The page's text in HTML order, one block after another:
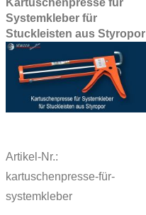
Kartuschenpresse für
Systemkleber für
Stuckleisten aus Styropor
Artikel-Nr.:
kartuschenpresse-für-
systemkleber